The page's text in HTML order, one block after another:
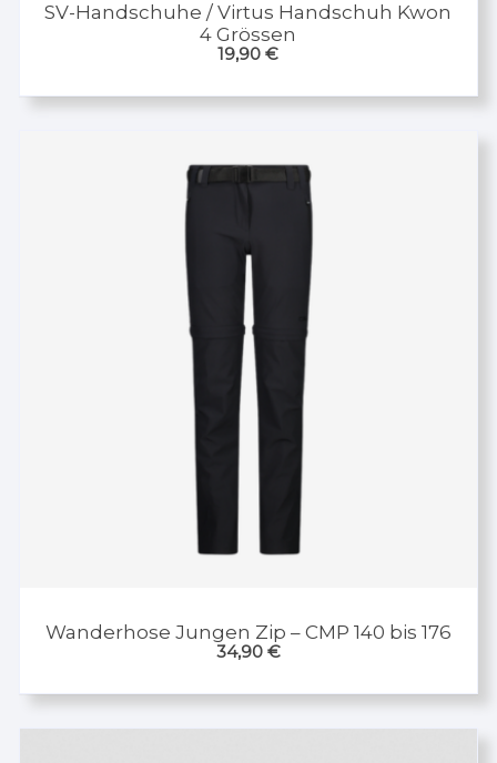
SV-Handschuhe / Virtus Handschuh Kwon
4 Grössen
19,90€
Wanderhose Jungen Zip – CMP 140 bis 176
34,90 €